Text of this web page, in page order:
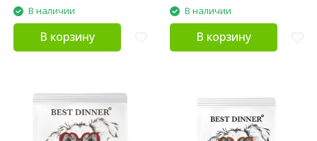
В наличии
В корзину
В наличии
В корзину